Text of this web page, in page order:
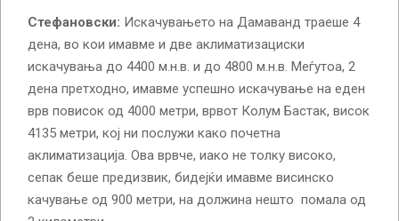
Стефановски: Искачувањето на Дамаванд траеше 4
дена, во кои имавме и две аклиматизациски
искачувања до 4400 м.н.в. и до 4800 м.н.в. Меѓутоа, 2
дена претходно, имавме успешно искачување на еден
врв повисок од 4000 метри, врвот Колум Бастак, висок
4135 метри, кој ни послужи како почетна
аклиматизација. Ова врвче, иако не толку високо,
сепак беше предизвик, бидејќи имавме висинско
качување од 900 метри, на должина нешто помала од